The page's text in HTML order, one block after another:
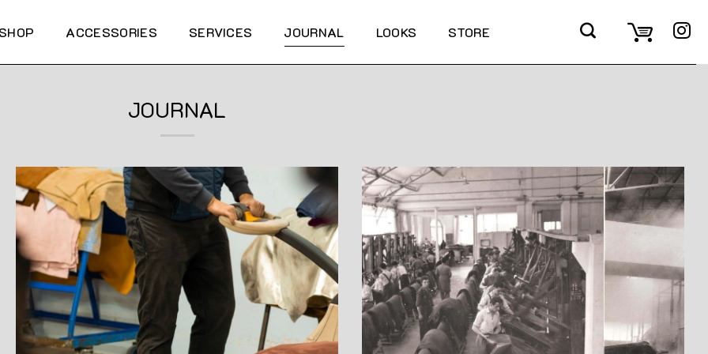
SHOP ACCESSORIES SERVICES JOURNAL LOOKS STORE
JOURNAL